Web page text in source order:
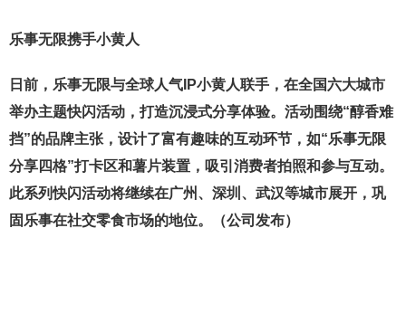
乐事无限携手小黄人
日前，乐事无限与全球人气IP小黄人联手，在全国六大城市
举办主题快闪活动，打造沉浸式分享体验。活动围绕“醇香难
挡”的品牌主张，设计了富有趣味的互动环节，如“乐事无限
分享四格”打卡区和薯片装置，吸引消费者拍照和参与互动。
此系列快闪活动将继续在广州、深圳、武汉等城市展开，巩
固乐事在社交零食市场的地位。（公司发布）